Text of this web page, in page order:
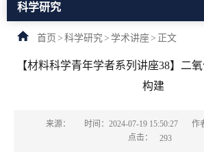
科学研究
首页 > 科学研究 > 学术讲座> 正文
【材料科学青年学者系列讲座38】二
构建
来源： 时间：2024-07-19 15:50:27
作
点击：
293